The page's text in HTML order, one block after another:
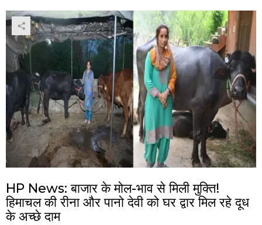
HP News: बाजार के मोल-भाव से मिली मुक्ति!
हिमाचल की रीना और पानो देवी को घर द्वार मिल रहे दूध
के अच्छे दाम